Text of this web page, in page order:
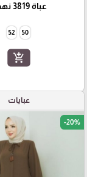
عباة 3819 نهدي
50
52
add_shopping_cart
عبايات
-20%